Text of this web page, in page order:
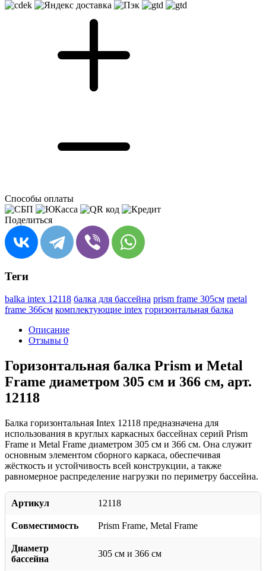
Способы оплаты
Поделиться
Теги
balka intex 12118 балка для бассейна prism frame 305см metal
frame 366см комплектующие intex горизонтальная балка
Описание
Отзывы 0
Горизонтальная балка Prism и Metal
Frame диаметром 305 см и 366 см, арт.
12118
Балка горизонтальная Intex 12118 предназначена для
использования в круглых каркасных бассейнах серий Prism
Frame и Metal Frame диаметром 305 см и 366 см. Она служит
основным элементом сборного каркаса, обеспечивая
жёсткость и устойчивость всей конструкции, а также
равномерное распределение нагрузки по периметру бассейна.
Артикул 12118
Совместимость Prism Frame, Metal Frame
Диаметр
бассейна
305 см и 366 см